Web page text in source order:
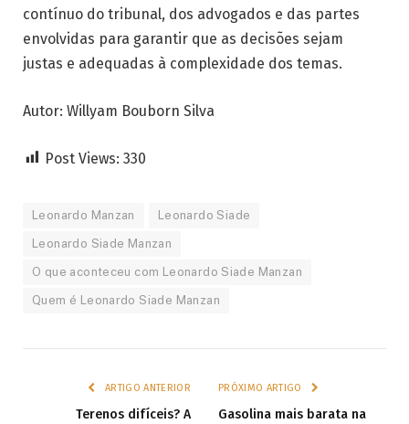
contínuo do tribunal, dos advogados e das partes
envolvidas para garantir que as decisões sejam
justas e adequadas à complexidade dos temas.
Autor: Willyam Bouborn Silva
Post Views: 330
Leonardo Manzan Leonardo Siade
Leonardo Siade Manzan
O que aconteceu com Leonardo Siade Manzan
Quem é Leonardo Siade Manzan
ARTIGO ANTERIOR
Terenos difíceis? A
PRÓXIMO ARTIGO
Gasolina mais barata na